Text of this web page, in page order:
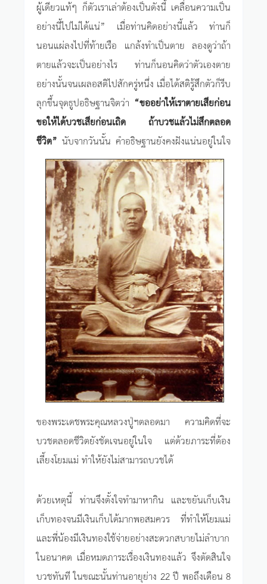
ผู้เดียวแท้ๆ ก็ตัวเราเล่าต้องเป็นดังนี้ เคลื่อนความเป็น
อย่างนี้ไปไม่ได้แน่” เมื่อท่านคิดอย่างนี้แล้ว ท่านก็
นอนแผ่ลงไปที่ท้ายเรือ แกล้งทำเป็นตาย ลองดูว่าถ้า
ตายแล้วจะเป็นอย่างไร ท่านก็นอนคิดว่าตัวเองตาย
อย่างนั้นจนเผลอสติไปสักครู่หนึ่ง เมื่อได้สติรู้สึกตัวก็รีบ
ลุกขึ้นจุดธูปอธิษฐานจิตว่า “ขออย่าให้เราตายเสียก่อน
ขอให้ได้บวชเสียก่อนเถิด ถ้าบวชแล้วไม่สึกตลอด
ชีวิต” นับจากวันนั้น คำอธิษฐานยังคงฝังแน่นอยู่ในใจ
ของพระเดชพระคุณหลวงปู่ฯตลอดมา ความคิดที่จะ
บวชตลอดชีวิตยังชัดเจนอยู่ในใจ แต่ด้วยภาระที่ต้อง
เลี้ยงโยมแม่ ทำให้ยังไม่สามารถบวชได้
ด้วยเหตุนี้ ท่านจึงตั้งใจทำมาหากิน และขยันเก็บเงิน
เก็บทองจนมีเงินเก็บได้มากพอสมควร ที่ทำให้โยมแม่
และพี่น้องมีเงินทองใช้จ่ายอย่างสะดวกสบายไม่ลำบาก
ในอนาคต เมื่อหมดภาระเรื่องเงินทองแล้ว จึงตัดสินใจ
บวชทันที ในขณะนั้นท่านอายุย่าง 22 ปี พอถึงเดือน 8